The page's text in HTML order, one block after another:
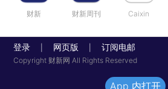
财新 财新周刊 Caixin
登录 网页版 订阅电邮
Copyright 财新网 All Rights Reserved
App 内打开